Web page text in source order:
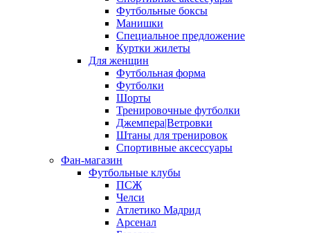
Футбольные боксы
Манишки
Специальное предложение
Куртки жилеты
Для женщин
Футбольная форма
Футболки
Шорты
Тренировочные футболки
Джемпера|Ветровки
Штаны для тренировок
Спортивные аксессуары
Фан-магазин
Футбольные клубы
ПСЖ
Челси
Атлетико Мадрид
Арсенал